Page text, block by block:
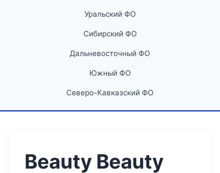
Уральский ФО
Сибирский ФО
Дальневосточный ФО
Южный ФО
Северо-Кавказский ФО
Beauty Beauty